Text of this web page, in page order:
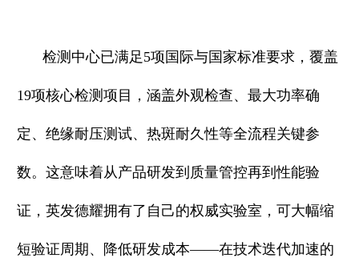
检测中心已满足5项国际与国家标准要求，覆盖
19项核心检测项目，涵盖外观检查、最大功率确
定、绝缘耐压测试、热斑耐久性等全流程关键参
数。这意味着从产品研发到质量管控再到性能验
证，英发德耀拥有了自己的权威实验室，可大幅缩
短验证周期、降低研发成本——在技术迭代加速的